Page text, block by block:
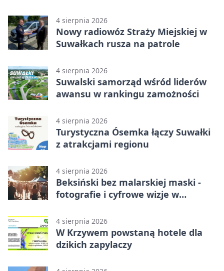
4 sierpnia 2026
Nowy radiowóz Straży Miejskiej w
Suwałkach rusza na patrole
4 sierpnia 2026
Suwalski samorząd wśród liderów
awansu w rankingu zamożności
4 sierpnia 2026
Turystyczna Ósemka łączy Suwałki
z atrakcjami regionu
4 sierpnia 2026
Beksiński bez malarskiej maski -
fotografie i cyfrowe wizje w
4 sierpnia 2026
W Krzywem powstaną hotele dla
dzikich zapylaczy